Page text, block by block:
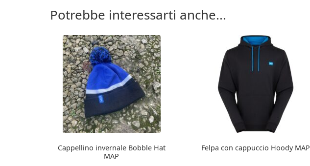
Potrebbe interessarti anche...
Cappellino invernale Bobble Hat
MAP
Felpa con cappuccio Hoody MAP